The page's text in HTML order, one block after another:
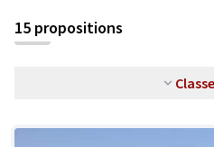
15 propositions